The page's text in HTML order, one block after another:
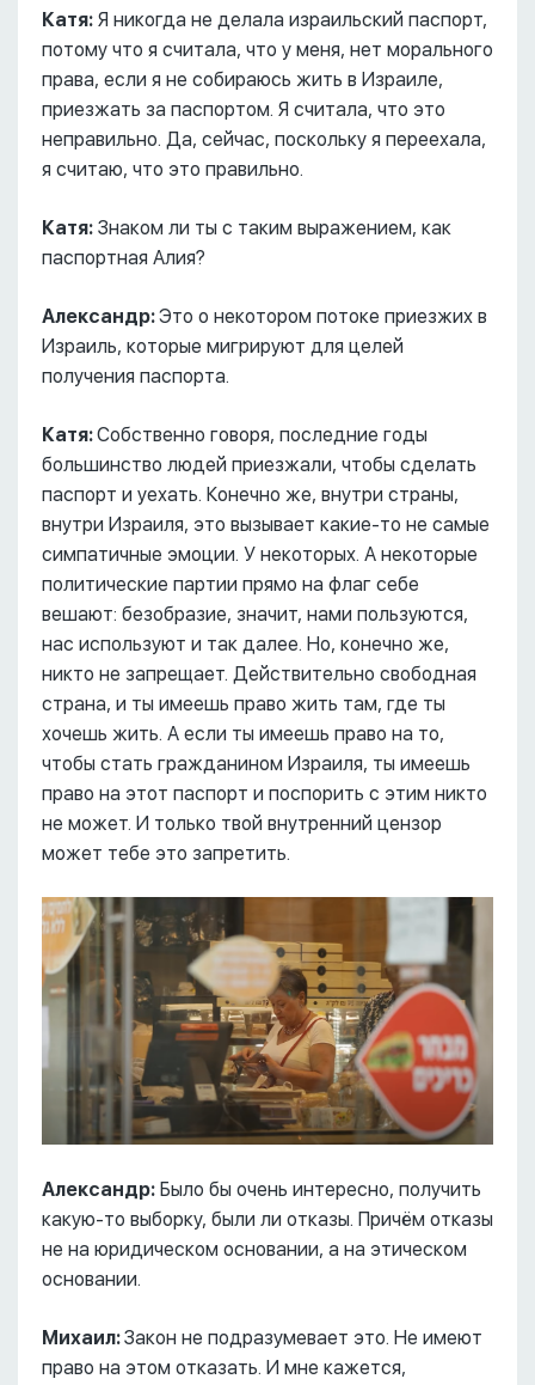
Катя: Я никогда не делала израильский паспорт,
потому что я считала, что у меня, нет морального
права, если я не собираюсь жить в Израиле,
приезжать за паспортом. Я считала, что это
неправильно. Да, сейчас, поскольку я переехала,
я считаю, что это правильно.
Катя: Знаком ли ты с таким выражением, как
паспортная Алия?
Александр:Это о некотором потоке приезжих в
Израиль, которые мигрируют для целей
получения паспорта.
Катя:Собственно говоря, последние годы
большинство людей приезжали, чтобы сделать
паспорт и уехать. Конечно же, внутри страны,
внутри Израиля, это вызывает какие-то не самые
симпатичные эмоции. У некоторых. А некоторые
политические партии прямо на флаг себе
вешают: безобразие, значит, нами пользуются,
нас используют и так далее. Но, конечно же,
никто не запрещает. Действительно свободная
страна, и ты имеешь право жить там, где ты
хочешь жить. А если ты имеешь право на то,
чтобы стать гражданином Израиля, ты имеешь
право на этот паспорт и поспорить с этим никто
не может. И только твой внутренний цензор
может тебе это запретить.
Александр: Было бы очень интересно, получить
какую-то выборку, были ли отказы. Причём отказы
не на юридическом основании, а на этическом
основании.
Михаил:Закон не подразумевает это. Не имеют
право на этом отказать. И мне кажется,